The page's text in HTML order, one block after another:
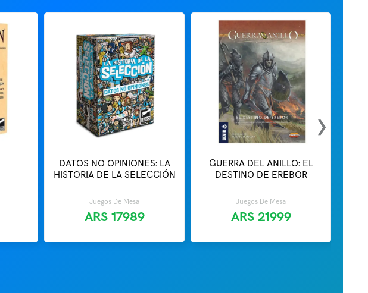
DATOS NO OPINIONES: LA
HISTORIA DE LA SELECCIÓN
Juegos De Mesa
ARS 17989
GUERRA DEL ANILLO: EL
DESTINO DE EREBOR
Juegos De Mesa
ARS 21999
›